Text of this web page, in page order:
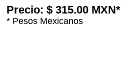
Precio: $ 315.00 MXN*
* Pesos Mexicanos